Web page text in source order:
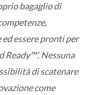
bagaglio di
essere pronti per
Ready™’. Nessuna
di scatenare
come